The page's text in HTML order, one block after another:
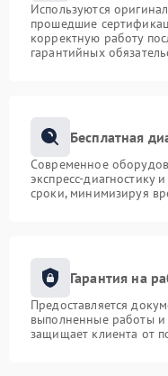
Используются
прошедшие
корректную работу
гарантийных
Бесплатная
Современное
экспресс-диагностику
сроки, минимизируя
Гарантия на
Предоставляется
выполненные работы и
защищает клиента от